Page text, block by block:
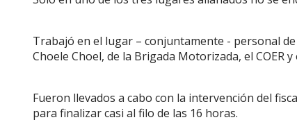
Trabajó en el lugar – conjuntamente - personal
Choele Choel, de la Brigada Motorizada, el COER
Fueron llevados a cabo con la intervención del
para finalizar casi al filo de las 16 horas.